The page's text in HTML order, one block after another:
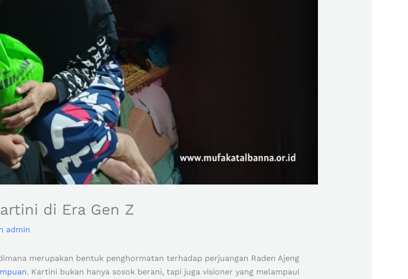
di Era Gen Z
admin
merupakan bentuk penghormatan terhadap perjuangan Raden Ajeng
. Kartini bukan hanya sosok berani, tapi juga visioner yang melampaui